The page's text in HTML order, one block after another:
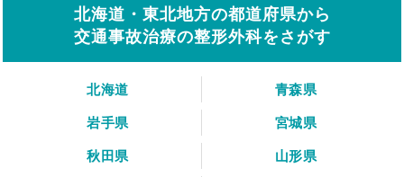
北海道・東北地方の都道府県から
交通事故治療の整形外科をさがす
北海道
青森県
岩手県
宮城県
秋田県
山形県